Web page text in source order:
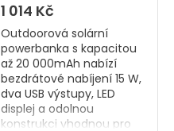
1 014 Kč
Outdoorová solární
powerbanka s kapacitou
až 20 000mAh nabízí
bezdrátové nabíjení 15 W,
dva USB výstupy, LED
displej a odolnou
konstrukci vhodnou pro